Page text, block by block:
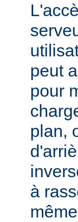
peut
pour
plan,
à